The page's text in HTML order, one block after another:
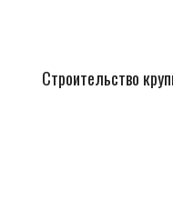
Строительство